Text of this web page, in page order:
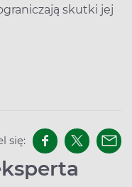
skutki jej
się: